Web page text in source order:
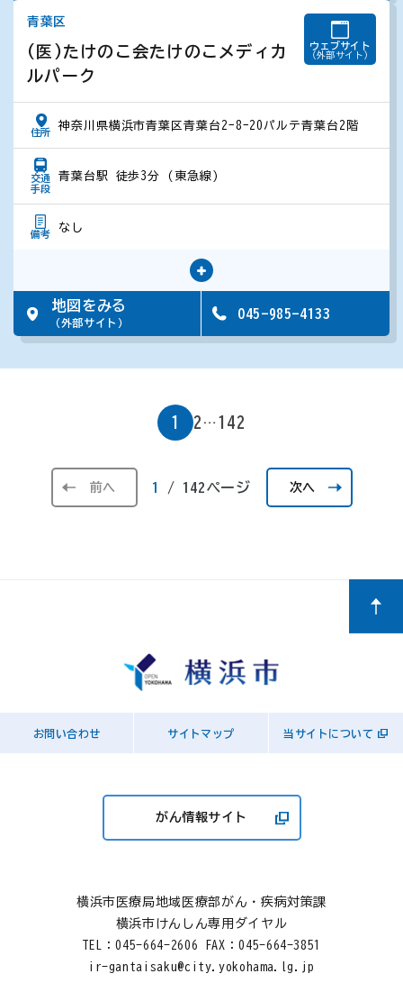
青葉区
(医)たけのこ会たけのこメディカ
ルパーク
ウェブサイト
（外部サイト）
住所
神奈川県横浜市青葉区青葉台2-8-20パルテ青葉台2階
交通
手段
青葉台駅 徒歩3分 (東急線)
備考
なし
地図をみる
（外部サイト）
045-985-4133
1 2 … 142
前へ 1 / 142ページ 次へ
お問い合わせ サイトマップ 当サイトについて
がん情報サイト
横浜市医療局地域医療部がん・疾病対策課
横浜市けんしん専用ダイヤル
TEL：045-664-2606 FAX：045-664-3851
ir-gantaisaku@city.yokohama.lg.jp